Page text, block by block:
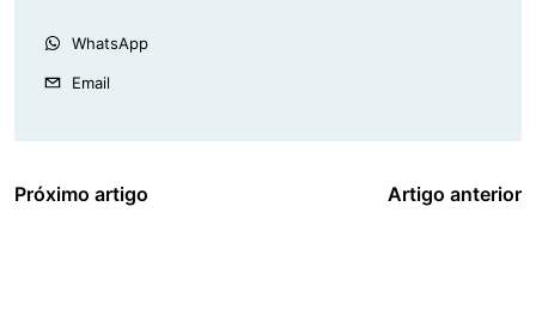
WhatsApp
Email
Próximo artigo Artigo anterior